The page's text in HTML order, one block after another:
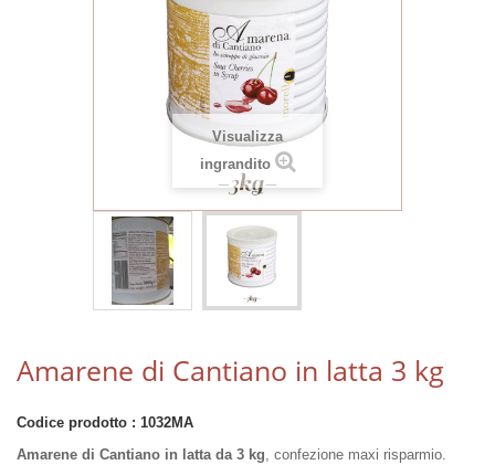
Visualizza
ingrandito
Amarene di Cantiano in latta 3 kg
Codice prodotto : 1032MA
Amarene di Cantiano in latta da 3 kg, confezione maxi risparmio.